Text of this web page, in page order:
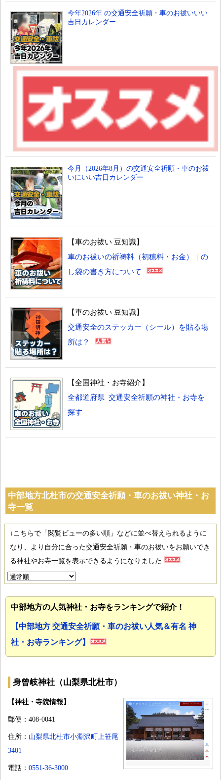
今年2026年 の交通安全祈願・車のお祓いいい
吉日カレンダー
今月（2026年8月）の交通安全祈願・車のお祓
いにいい吉日カレンダー
【車のお祓い 豆知識】
車のお祓いの祈祷料（初穂料・お金）｜の
し袋の書き方について
【車のお祓い 豆知識】
交通安全のステッカー（シール）を貼る場
所は？
【全国神社・お寺紹介】
全都道府県 交通安全祈願の神社・お寺を
探す
中部地方北杜市の交通安全祈願・車のお祓い神社・お
寺一覧
↓こちらで「閲覧ビューの多い順」などに並べ替えられるように
なり、より自分に合った交通安全祈願・車のお祓いをお願いでき
る神社やお寺一覧を表示できるようになりました
中部地方の人気神社・お寺をランキングで紹介！
【中部地方 交通安全祈願・車のお祓い人気＆有名 神
社・お寺ランキング】
身曾岐神社（山梨県北杜市）
【神社・寺院情報】
郵便：408-0041
住所： 山梨県北杜市小淵沢町上笹尾
3401
電話： 0551-36-3000